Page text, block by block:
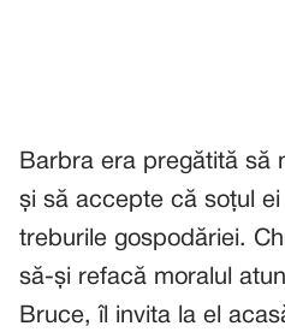
Barbra era pregătită să
și să accepte că soțul
treburile gospodăriei.
să-și refacă moralul
Bruce, îl invita la el